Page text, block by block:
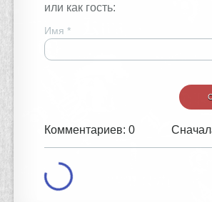
или как гость:
Имя *
Комментариев: 0